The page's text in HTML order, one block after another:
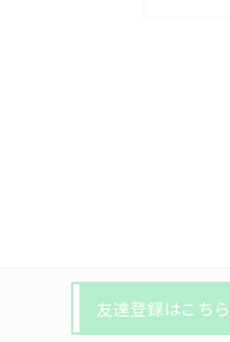
友達登録はこちら